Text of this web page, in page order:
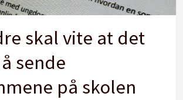
skal vite at det
sende
på skolen